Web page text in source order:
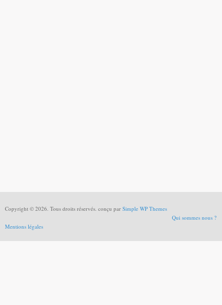
Copyright © 2026. Tous droits réservés. conçu par Simple WP Themes
Qui sommes nous ?
Mentions légales